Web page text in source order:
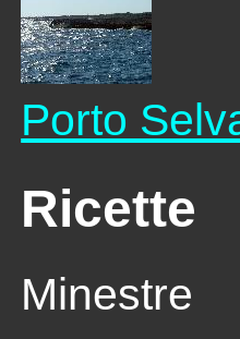
Porto
Ricette
Minestre